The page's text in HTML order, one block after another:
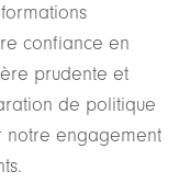
confiance en
prudente et
de politique
engagement